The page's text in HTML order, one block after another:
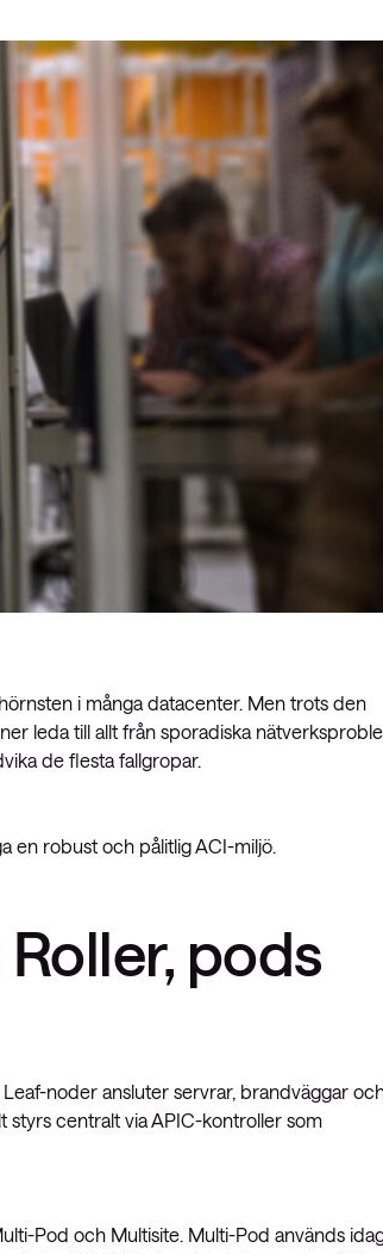
i många datacenter. Men trots den
leda till allt från sporadiska
de flesta fallgropar.
en robust och pålitlig ACI-miljö.
pods
noder ansluter servrar, brandväggar
styrs centralt via APIC-kontroller som
Pod och Multisite. Multi-Pod används